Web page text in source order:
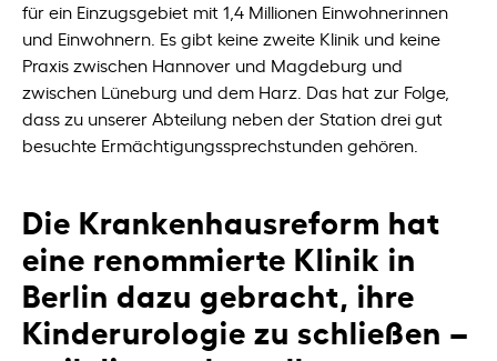
für ein Einzugsgebiet mit 1,4 Millionen Einwohnerinnen
und Einwohnern. Es gibt keine zweite Klinik und keine
Praxis zwischen Hannover und Magdeburg und
zwischen Lüneburg und dem Harz. Das hat zur Folge,
dass zu unserer Abteilung neben der Station drei gut
besuchte Ermächtigungssprechstunden gehören.
Die Krankenhausreform hat
eine renommierte Klinik in
Berlin dazu gebracht, ihre
Kinderurologie zu schließen –